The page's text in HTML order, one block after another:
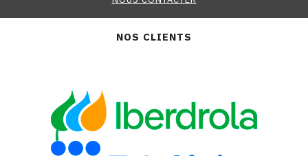
NOS CLIENTS